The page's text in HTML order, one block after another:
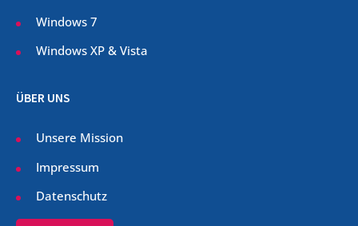
Windows 7
Windows XP & Vista
ÜBER UNS
Unsere Mission
Impressum
Datenschutz